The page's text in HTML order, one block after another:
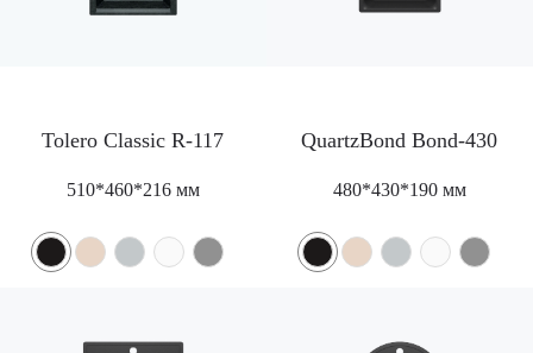
Tolero Classic R-117
510*460*216 мм
QuartzBond Bond-430
480*430*190 мм